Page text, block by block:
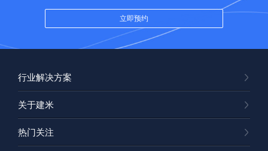
行业解决方案
关于建米
热门关注